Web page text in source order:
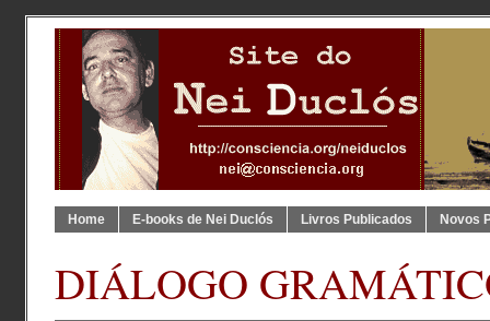
Home E-books de Nei Duclós Livros Publicados Novos
DIÁLOGO